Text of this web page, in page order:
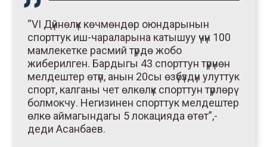
“VI Дүйнөлүк көчмөндөр оюндарынын
спорттук иш-чараларына катышуу үчүн 100
мамлекетке расмий түрдө жобо
жиберилген. Бардыгы 43 спорттун түрүнөн
мелдештер өтүп, анын 20сы өзүбүздүн улуттук
спорт, калганы чет өлкөлүк спорттун түрлөрү
болмокчу. Негизинен спорттук мелдештер
өлкө аймагындагы 5 локацияда өтөт”,-
деди Асанбаев.